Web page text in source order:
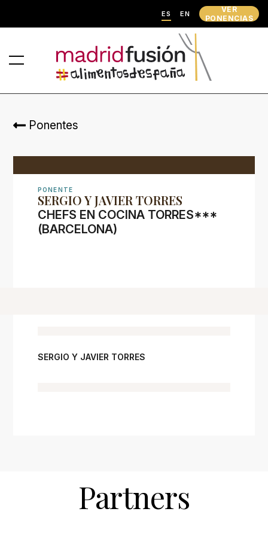
ES EN
VER
PONENCIAS
Ponentes
PONENTE
SERGIO Y JAVIER TORRES
CHEFS EN COCINA TORRES***
(BARCELONA)
SERGIO Y JAVIER TORRES
Partners